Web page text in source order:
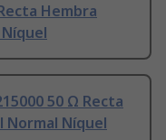
Hembra
50 Ω Recta
Normal Níquel